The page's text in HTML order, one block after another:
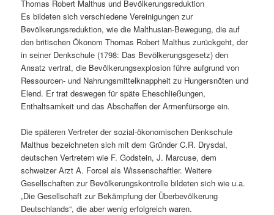
Thomas Robert Malthus und Bevölkerungsreduktion
Es bildeten sich verschiedene Vereinigungen zur
Bevölkerungsreduktion, wie die Malthusian-Bewegung, die auf
den britischen Ökonom Thomas Robert Malthus zurückgeht, der
in seiner Denkschule (1798: Das Bevölkerungsgesetz) den
Ansatz vertrat, die Bevölkerungsexplosion führe aufgrund von
Ressourcen- und Nahrungsmittelknappheit zu Hungersnöten und
Elend. Er trat deswegen für späte Eheschließungen,
Enthaltsamkeit und das Abschaffen der Armenfürsorge ein.
Die späteren Vertreter der sozial-ökonomischen Denkschule
Malthus bezeichneten sich mit dem Gründer C.R. Drysdal,
deutschen Vertretern wie F. Godstein, J. Marcuse, dem
schweizer Arzt A. Forcel als Wissenschaftler. Weitere
Gesellschaften zur Bevölkerungskontrolle bildeten sich wie u.a.
„Die Gesellschaft zur Bekämpfung der Überbevölkerung
Deutschlands“, die aber wenig erfolgreich waren.